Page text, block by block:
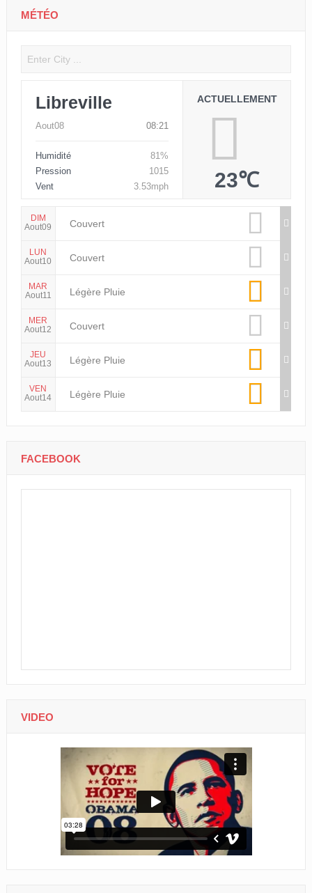
MÉTÉO
Libreville
Aout08 08:21
Humidité
81%
Pression
1015
Vent
3.53mph
ACTUELLEMENT
23℃
DIM
Aout09
Couvert
LUN
Aout10
Couvert
MAR
Aout11
Légère Pluie
MER
Aout12
Couvert
JEU
Aout13
Légère Pluie
VEN
Aout14
Légère Pluie
FACEBOOK
VIDEO